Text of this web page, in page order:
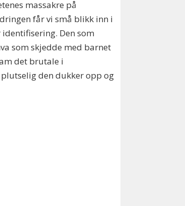
massakre på
får vi små blikk inn i
Den som
som skjedde med barnet
det brutale i
plutselig den dukker opp og